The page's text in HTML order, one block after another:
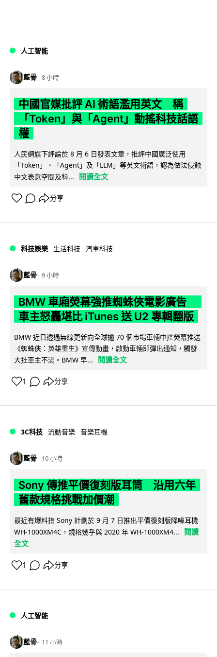
人工智能
藍骨 8 小時
中國官媒批評 AI 術語濫用英文 稱
「Token」與「Agent」動搖科技話語
權
人民網旗下評論於 8 月 6 日發表文章，批評中國廣泛使用
「Token」、「Agent」及「LLM」等英文術語，認為做法侵蝕
中文表意空間及科...
閱讀全文
分享
科技娛樂 生活科技 汽車科技
藍骨 9 小時
BMW 車廂熒幕強推蜘蛛俠電影廣告
車主怒轟堪比 iTunes 送 U2 專輯翻版
BMW 近日透過無線更新向全球逾 70 個市場車輛中控熒幕推送
《蜘蛛俠：英雄重生》宣傳動畫，啟動車輛即彈出通知，觸發
大批車主不滿。BMW 早...
閱讀全文
1 分享
3C科技 流動音樂 音樂耳機
藍骨 10 小時
Sony 傳推平價復刻版耳筒 沿用六年
舊款規格挑戰加價潮
最近有爆料指 Sony 計劃於 9 月 7 日推出平價復刻版降噪耳機
WH-1000XM4C，規格幾乎與 2020 年 WH-1000XM4...
閱讀
全文
1 分享
人工智能
藍骨 11 小時